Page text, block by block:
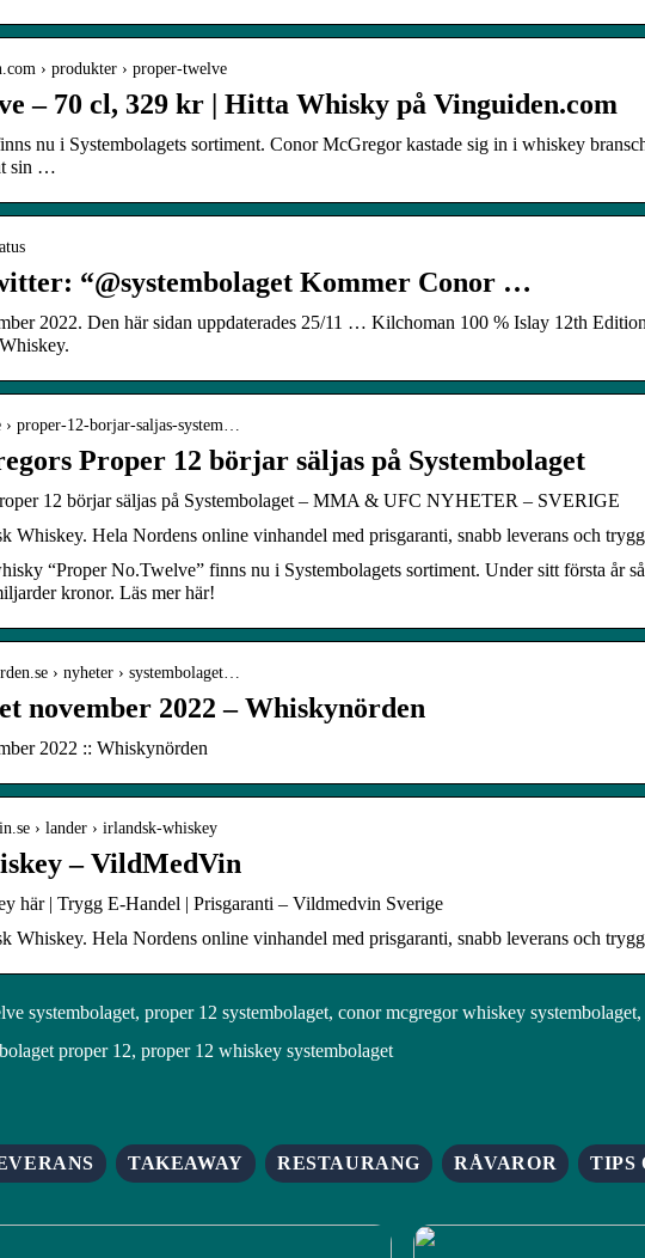
› produkter › proper-twelve
– 70 cl, 329 kr | Hitta Whisky på Vinguiden.com
nu i Systembolagets sortiment. Conor McGregor kastade sig in i whiskey
sin …
“@systembolaget Kommer Conor …
2022. Den här sidan uppdaterades 25/11 … Kilchoman 100 % Islay 12th
proper-12-borjar-saljas-system…
Proper 12 börjar säljas på Systembolaget
12 börjar säljas på Systembolaget – MMA & UFC NYHETER – SVERIGE
Whiskey. Hela Nordens online vinhandel med prisgaranti, snabb leverans och
“Proper No.Twelve” finns nu i Systembolagets sortiment. Under sitt första år
kronor. Läs mer här!
› nyheter › systembolaget…
november 2022 – Whiskynörden
2022 :: Whiskynörden
› lander › irlandsk-whiskey
– VildMedVin
här | Trygg E-Handel | Prisgaranti – Vildmedvin Sverige
Whiskey. Hela Nordens online vinhandel med prisgaranti, snabb leverans och
systembolaget, proper 12 systembolaget, conor mcgregor whiskey
proper 12, proper 12 whiskey systembolaget
TAKEAWAY RESTAURANG RÅVAROR TIPS